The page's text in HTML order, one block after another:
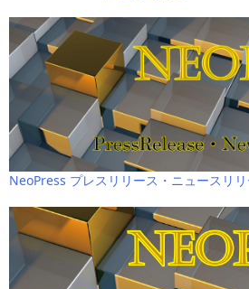
NeoPress プレスリリース・ニュースリ